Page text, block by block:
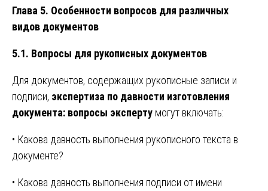
Глава 5. Особенности вопросов для различных
видов документов
5.1. Вопросы для рукописных документов
Для документов, содержащих рукописные записи и
подписи, экспертиза по давности изготовления
документа: вопросы эксперту могут включать:
• Какова давность выполнения рукописного текста в
документе?
• Какова давность выполнения подписи от имени